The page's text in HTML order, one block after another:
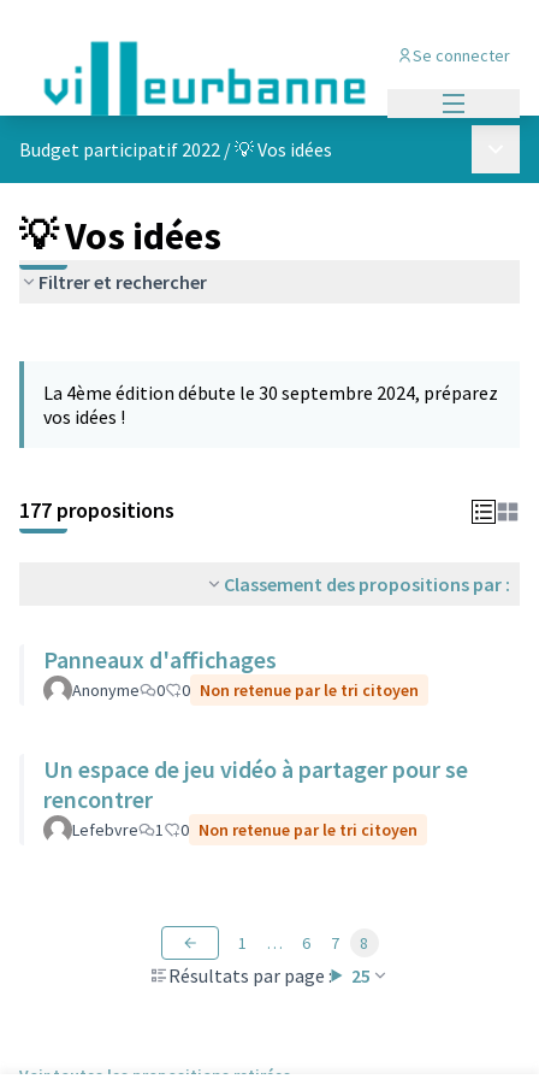
Se connecter
Budget participatif 2022 /💡 Vos idées
💡 Vos idées
Filtrer et rechercher
−
La 4ème édition débute le 30 septembre 2024, préparez
vos idées !
177 propositions
Classement des propositions par :
Panneaux d'affichages
Anonyme 0 0 Non retenue par le tri citoyen
Un espace de jeu vidéo à partager pour se
rencontrer
Lefebvre 1 0 Non retenue par le tri citoyen
Résultats par page : 25
1 … 6 7 8